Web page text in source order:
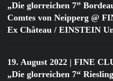
„Die glorreichen 7”
Comtes von Neipperg @
Ex Château / EINSTEIN
19. August 2022 | FINE
„Die glorreichen 7“